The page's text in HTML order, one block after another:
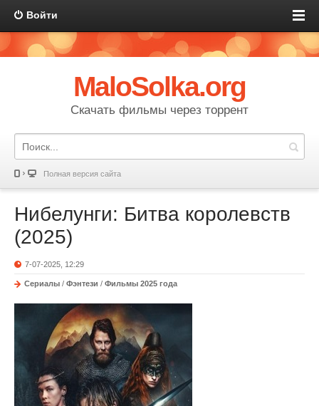
Войти
MaloSolka.org
Скачать фильмы через торрент
Полная версия сайта
Нибелунги: Битва королевств
(2025)
7-07-2025, 12:29
Сериалы / Фэнтези / Фильмы 2025 года